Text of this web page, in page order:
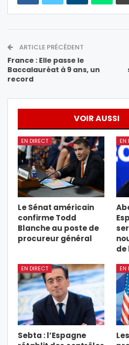
ARTICLE PRÉCÉDENT
France : Elle passe le
Baccalauréat à 9 ans, un
record
VOIR AUSSI
EN DIRECT
Le Sénat américain
confirme Todd
Blanche au poste de
procureur général
EN
de
EN DIRECT
Sebta : l’Espagne
EN